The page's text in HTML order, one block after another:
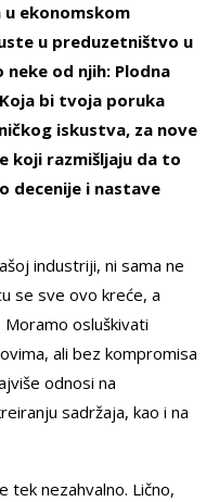
ekonomskom
u preduzetništvo u
neke od njih: Plodna
bi tvoja poruka
iskustva, za nove
koji razmišljaju da to
decenije i nastave
industriji, ni sama ne
se sve ovo kreće, a
osluškivati
ali bez kompromisa
odnosi na
sadržaja, kao i na
nezahvalno. Lično,